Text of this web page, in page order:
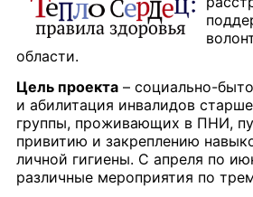
области.
Цель проекта – социально-
и абилитация инвалидов
группы, проживающих в ПНИ,
привитию и закреплению
личной гигиены. С апреля по
различные мероприятия по